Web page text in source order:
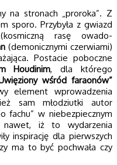
na stronach „proroka”. Z
sporo. Przybyła z gwiazd
rasę owado-
(demonicznymi czerwiami)
Postacie poboczne
Houdinim, dla którego
wśród faraonów”
element wprowadzenia
sam młodziutki autor
fachu” w niebezpiecznym
nawet, iż to wydarzenia
inspirację dla pierwszych
ma to być pochwała czy